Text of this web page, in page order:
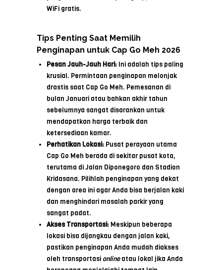
WiFi gratis.
Tips Penting Saat Memilih
Penginapan untuk Cap Go Meh 2026
Pesan Jauh-Jauh Hari: Ini adalah tips paling
krusial. Permintaan penginapan melonjak
drastis saat Cap Go Meh. Pemesanan di
bulan Januari atau bahkan akhir tahun
sebelumnya sangat disarankan untuk
mendapatkan harga terbaik dan
ketersediaan kamar.
Perhatikan Lokasi: Pusat perayaan utama
Cap Go Meh berada di sekitar pusat kota,
terutama di Jalan Diponegoro dan Stadion
Kridasana. Pilihlah penginapan yang dekat
dengan area ini agar Anda bisa berjalan kaki
dan menghindari masalah parkir yang
sangat padat.
Akses Transportasi: Meskipun beberapa
lokasi bisa dijangkau dengan jalan kaki,
pastikan penginapan Anda mudah diakses
oleh transportasi onlineatau lokal jika Anda